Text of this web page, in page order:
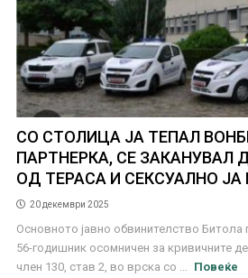
СО СТОЛИЦА ЈА ТЕПАЛ
ПАРТНЕРКА, СЕ ЗАКАНУВАЛ
ОД ТЕРАСА И СЕКСУАЛНО
20 декември 2025
Основното јавно обвинителство Битола
56-годишник осомничен за кривичните
член 130, став 2, во врска со ...
Повеќе